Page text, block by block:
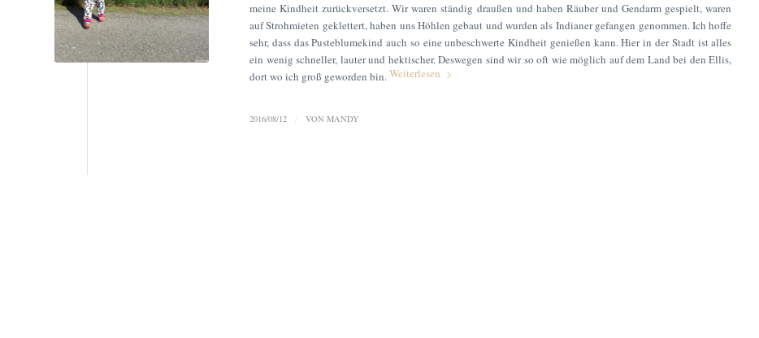
meine Kindheit zurückversetzt. Wir waren ständig draußen und haben Räuber und Gendarm gespielt, waren
auf Strohmieten geklettert, haben uns Höhlen gebaut und wurden als Indianer gefangen genommen. Ich hoffe
sehr, dass das Pusteblumekind auch so eine unbeschwerte Kindheit genießen kann. Hier in der Stadt ist alles
ein wenig schneller, lauter und hektischer. Deswegen sind wir so oft wie möglich auf dem Land bei den Ellis,
dort wo ich groß geworden bin.Weiterlesen
2016/08/12 / VON MANDY